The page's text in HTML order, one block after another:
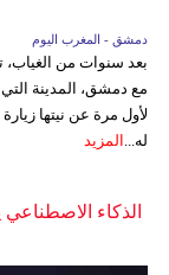
دمشق - المغرب اليوم
بعد سنوات من الغياب،
مع دمشق، المدينة
لأول مرة عن نيتها
له... المزيد
الذكاء